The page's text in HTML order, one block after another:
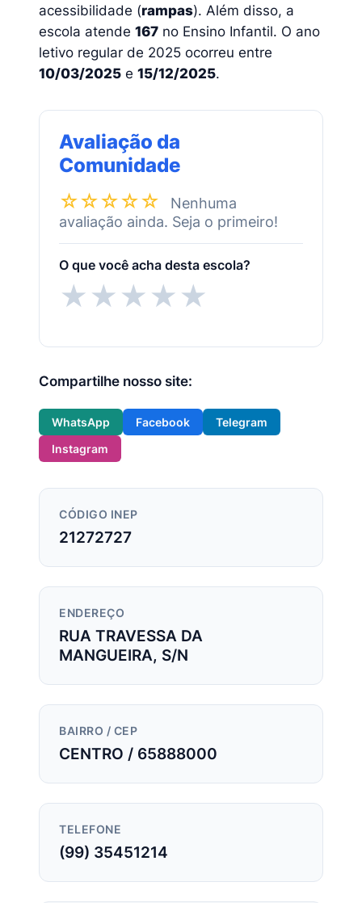
acessibilidade (rampas). Além disso, a
escola atende 167 no Ensino Infantil. O ano
letivo regular de 2025 ocorreu entre
10/03/2025 e 15/12/2025.
Avaliação da
Comunidade
☆☆☆☆☆
Nenhuma
avaliação ainda. Seja o primeiro!
O que você acha desta escola?
★★★★★
Compartilhe nosso site:
WhatsApp Facebook
Telegram
Instagram
CÓDIGO INEP
21272727
ENDEREÇO
RUA TRAVESSA DA
MANGUEIRA, S/N
BAIRRO / CEP
CENTRO / 65888000
TELEFONE
(99) 35451214